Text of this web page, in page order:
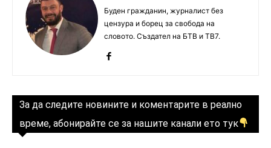
Буден гражданин, журналист без
цензура и борец за свобода на
словото. Създател на БТВ и ТВ7.
За да следите новините и коментарите в реално
време, абонирайте се за нашите канали ето тук